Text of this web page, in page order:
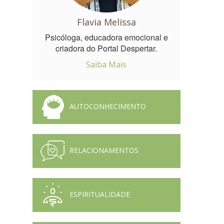
Flavia Melissa
Psicóloga, educadora emocional e
criadora do Portal Despertar.
Saiba Mais
AUTOCONHECIMENTO
RELACIONAMENTOS
ESPIRITUALIDADE